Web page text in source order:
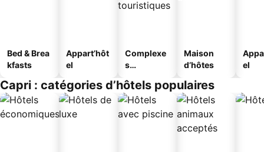
Bed & Brea
kfasts
Appart’hôt
el
Complexe
s
s
Maison
d’hôtes
el
Capri : catégories d’hôtels populaires